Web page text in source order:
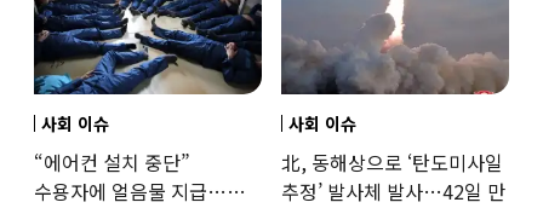
사회 이슈
“에어컨 설치 중단”
수용자에 얼음물 지급…
사회 이슈
北, 동해상으로 ‘탄도미사일
추정’ 발사체 발사…42일 만